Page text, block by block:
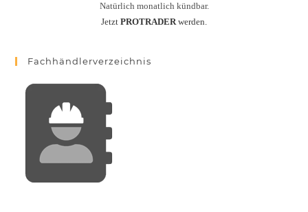
Natürlich monatlich kündbar.
Jetzt PROTRADERwerden.
Fachhändlerverzeichnis